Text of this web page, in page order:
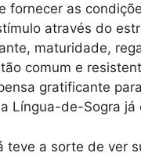
fornecer as
através do
maturidade,
comum e
gratificante
Língua-de-Sogra já
teve a sorte de ver